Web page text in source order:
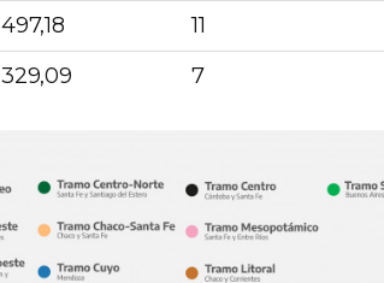
497,18
11
329,09 7